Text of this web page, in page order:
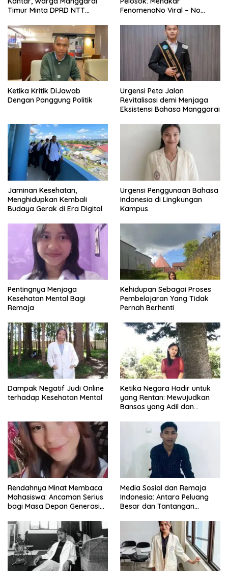
Timur Minta DPRD NTT
Pergub Larangan Beli BBM
Bersubsidi Bagi Penunggak
Pajak
FenomenaNo Viral – No
Ketika Kritik DiJawab
Dengan Panggung Politik
Urgensi Peta Jalan
Revitalisasi demi Menjaga
Eksistensi Bahasa Manggarai
Jaminan Kesehatan,
Menghidupkan Kembali
Budaya Gerak di Era Digital
Urgensi Penggunaan Bahasa
Indonesia di Lingkungan
Kampus
Pentingnya Menjaga
Kesehatan Mental Bagi
Remaja
Kehidupan Sebagai Proses
Pembelajaran Yang Tidak
Pernah Berhenti
Dampak Negatif Judi Online
terhadap Kesehatan Mental
Ketika Negara Hadir untuk
yang Rentan: Mewujudkan
Bansos yang Adil dan
Rendahnya Minat Membaca
Mahasiswa: Ancaman Serius
bagi Masa Depan Generasi
Media Sosial dan Remaja
Indonesia: Antara Peluang
Besar dan Tantangan